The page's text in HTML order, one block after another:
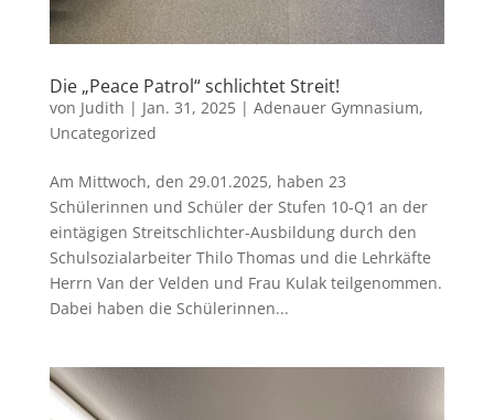
Die „Peace Patrol“ schlichtet Streit!
von Judith | Jan. 31, 2025| Adenauer Gymnasium,
Uncategorized
Am Mittwoch, den 29.01.2025, haben 23
Schülerinnen und Schüler der Stufen 10-Q1 an der
eintägigen Streitschlichter-Ausbildung durch den
Schulsozialarbeiter Thilo Thomas und die Lehrkäfte
Herrn Van der Velden und Frau Kulak teilgenommen.
Dabei haben die Schülerinnen...